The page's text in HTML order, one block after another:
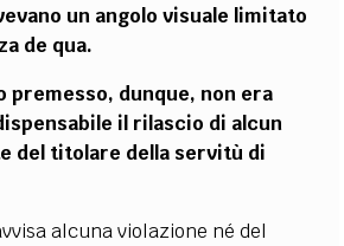
un angolo visuale limitato
de qua.
premesso, dunque, non era
il rilascio di alcun
del titolare della servitù di
alcuna violazione né del